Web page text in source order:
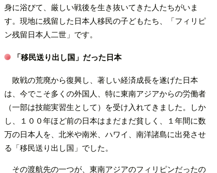
身に浴びて、厳しい戦後を生き抜いてきた人たちがいま
す。現地に残留した日本人移民の子どもたち、「フィリピ
ン残留日本人二世」です。
「移民送り出し国」だった日本
敗戦の荒廃から復興し、著しい経済成長を遂げた日本
は、今でこそ多くの外国人、特に東南アジアからの労働者
（一部は技能実習生として）を受け入れてきました。しか
し、１００年ほど前の日本はまだまだ貧しく、１年間に数
万の日本人を、北米や南米、ハワイ、南洋諸島に出発させ
る「移民送り出し国」でした。
その渡航先の一つが、東南アジアのフィリピンだったの